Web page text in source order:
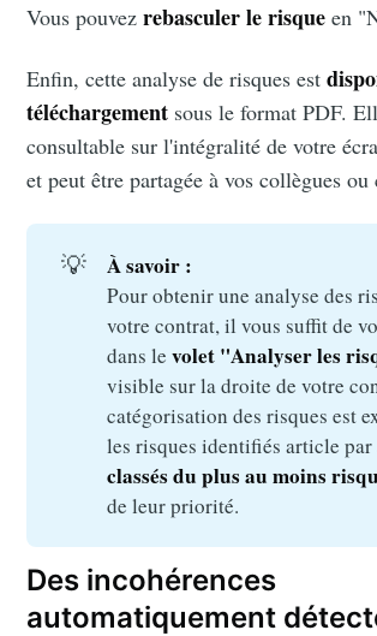
Vous pouvez rebasculer le risque en
Enfin, cette analyse de risques est
téléchargement sous le format PDF.
consultable sur l'intégralité de votre
et peut être partagée à vos collègues ou
💡 À savoir :
Pour obtenir une analyse des
votre contrat, il vous suffit de
dans le volet
visible sur la droite de votre
catégorisation des risques est
les risques identifiés article
classés du plus au moins
de leur priorité.
Des incohérences
automatiquement